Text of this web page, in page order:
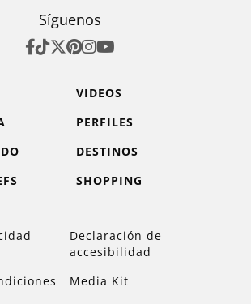
Síguenos
VIDEOS
PERFILES
DESTINOS
SHOPPING
Declaración de
accesibilidad
Media Kit